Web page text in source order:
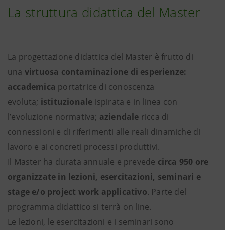
La struttura didattica del Master
La progettazione didattica del Master è frutto di
una virtuosa contaminazione di esperienze:
accademica portatrice di conoscenza
evoluta; istituzionale ispirata e in linea con
l’evoluzione normativa; aziendale ricca di
connessioni e di riferimenti alle reali dinamiche di
lavoro e ai concreti processi produttivi.
Il Master ha durata annuale e prevede circa 950 ore
organizzate in lezioni, esercitazioni, seminari e
stage e/o project work applicativo. Parte del
programma didattico si terrà on line.
Le lezioni, le esercitazioni e i seminari sono